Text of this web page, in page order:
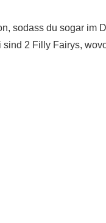
sodass du sogar im
2 Filly Fairys,